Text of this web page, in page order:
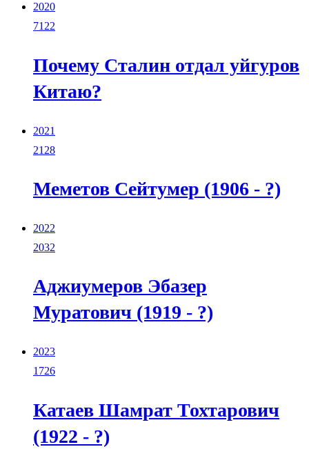
2020
7122
Почему Сталин отдал уйгуров
Китаю?
2021
2128
Меметов Сейтумер (1906 - ?)
2022
2032
Аджиумеров Эбазер
Муратович (1919 - ?)
2023
1726
Катаев Шамрат Тохтарович
(1922 - ?)